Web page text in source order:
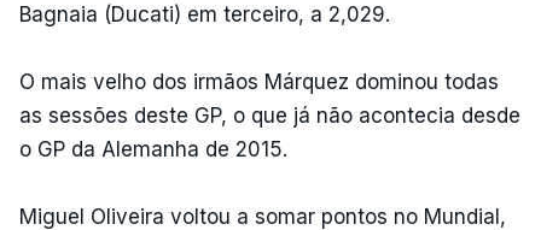
Bagnaia (Ducati) em terceiro, a 2,029.
O mais velho dos irmãos Márquez dominou todas
as sessões deste GP, o que já não acontecia desde
o GP da Alemanha de 2015.
Miguel Oliveira voltou a somar pontos no Mundial,